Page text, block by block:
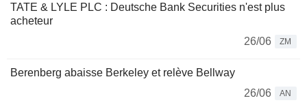
TATE & LYLE PLC : Deutsche Bank Securities n'est plus
acheteur
26/06
ZM
Berenberg abaisse Berkeley et relève Bellway
26/06
AN